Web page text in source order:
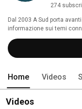
274
Dal 2003 A Sud porta
informazione sui temi
dell'ambiente, ai beni
costruzione di nuovi
Home Videos
Videos